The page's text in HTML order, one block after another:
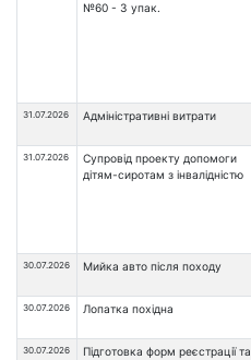
№60 - 3 упак.
31.07.2026 Адміністративні витрати
31.07.2026
Супровід проекту допомоги
дітям-сиротам з інвалідністю
30.07.2026 Мийка авто після походу
30.07.2026 Лопатка похідна
30.07.2026
Підготовка форм реєстрації та